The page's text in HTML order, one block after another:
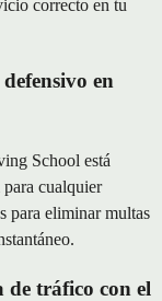
correcto en tu
en
School está
cualquier
para eliminar multas
tráfico con el